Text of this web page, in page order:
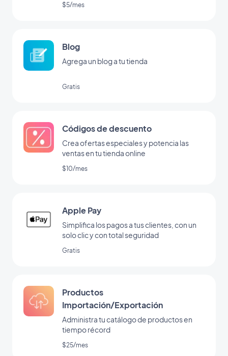
$5/mes
Blog
Agrega un blog a tu tienda
Gratis
Códigos de descuento
Crea ofertas especiales y potencia las
ventas en tu tienda online
$10/mes
Apple Pay
Simplifica los pagos a tus clientes, con un
solo clic y con total seguridad
Gratis
Productos
Importación/Exportación
Administra tu catálogo de productos en
tiempo récord
$25/mes